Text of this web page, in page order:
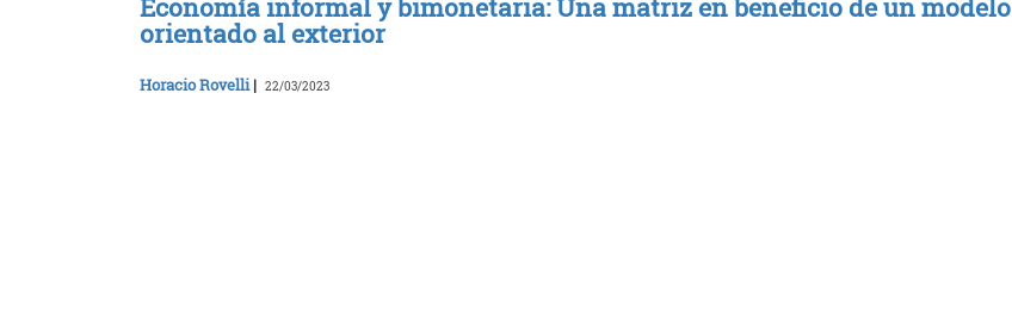
Economía informal y bimonetaria: Una matriz en beneficio de un modelo
orientado al exterior
Horacio Rovelli| 22/03/2023